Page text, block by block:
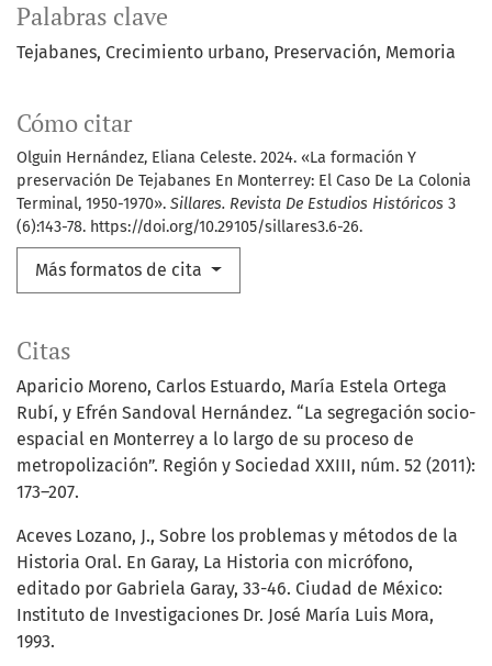
Palabras clave
Tejabanes Crecimiento urbano Preservación Memoria
Cómo citar
Olguin Hernández, Eliana Celeste. 2024. «La formación Y
preservación De Tejabanes En Monterrey: El Caso De La Colonia
Terminal, 1950-1970». Sillares. Revista De Estudios Históricos 3
(6):143-78. https://doi.org/10.29105/sillares3.6-26.
Más formatos de cita
Citas
Aparicio Moreno, Carlos Estuardo, María Estela Ortega
Rubí, y Efrén Sandoval Hernández. “La segregación socio-
espacial en Monterrey a lo largo de su proceso de
metropolización”. Región y Sociedad XXIII, núm. 52 (2011):
173–207.
Aceves Lozano, J., Sobre los problemas y métodos de la
Historia Oral. En Garay, La Historia con micrófono,
editado por Gabriela Garay, 33-46. Ciudad de México:
Instituto de Investigaciones Dr. José María Luis Mora,
1993.